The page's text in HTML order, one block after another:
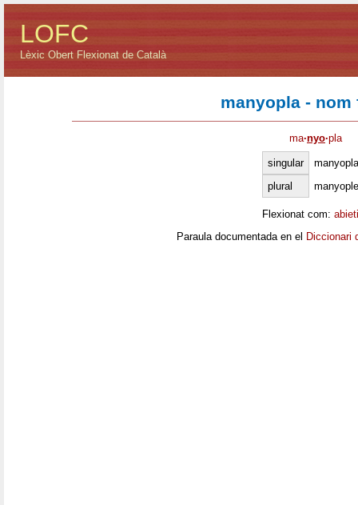
LOFC
Lèxic Obert Flexionat de Català
manyopla - nom
ma·nyo·pla
singular
manyopla
plural
Flexionat com:
Paraula documentada en el Diccionari